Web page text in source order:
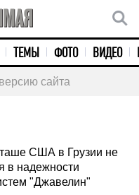
ТЕМЫ ФОТО ВИДЕО
сайта
США в Грузии не
в надежности
"Джавелин"